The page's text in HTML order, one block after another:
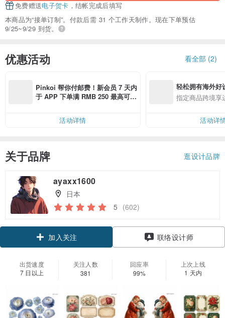
免费赠送电子贺卡 ，结帐完成后填写
本商品为“接单订制”。付款后需 31 个工作天制作。现在下单预估
9/25~9/29 到货。
优惠活动 看全部 (2)
Pinkoi 帮你付邮费！新会员 7 天内
于 APP 下单满 RMB 250 最高可折
活动详情
轻松拥有海外好
指定商品跨境享
活动详
关于品牌 逛设计品牌
ayaxx1600
日本
5 (602)
加入关注 联络设计师
出货速度
7 日以上
关注人数
381
回应率
99%
上次上线
1 天内